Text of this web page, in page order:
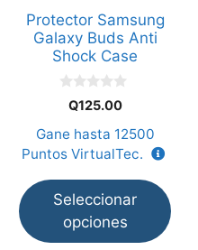
Protector Samsung
Galaxy Buds Anti
Shock Case
5
Q125.00
Gane hasta 12500
Puntos VirtualTec.
Seleccionar
opciones
se
pueden
página
de
producto